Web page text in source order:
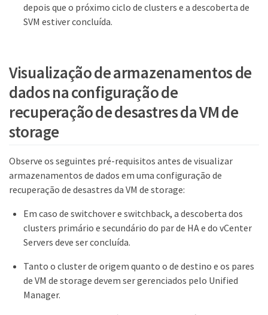
depois que o próximo ciclo de clusters e a descoberta de
SVM estiver concluída.
Visualização de armazenamentos de
dados na configuração de
recuperação de desastres da VM de
storage
Observe os seguintes pré-requisitos antes de visualizar
armazenamentos de dados em uma configuração de
recuperação de desastres da VM de storage:
Em caso de switchover e switchback, a descoberta dos
clusters primário e secundário do par de HA e do vCenter
Servers deve ser concluída.
Tanto o cluster de origem quanto o de destino e os pares
de VM de storage devem ser gerenciados pelo Unified
Manager.